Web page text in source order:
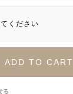
ください
ADD TO CART
る